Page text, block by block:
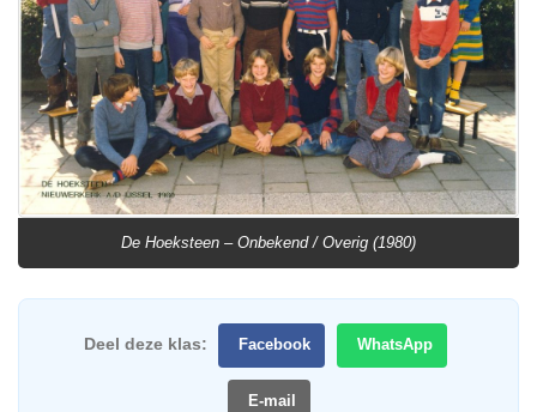
De Hoeksteen – Onbekend / Overig (1980)
Deel deze klas: Facebook WhatsApp
E-mail